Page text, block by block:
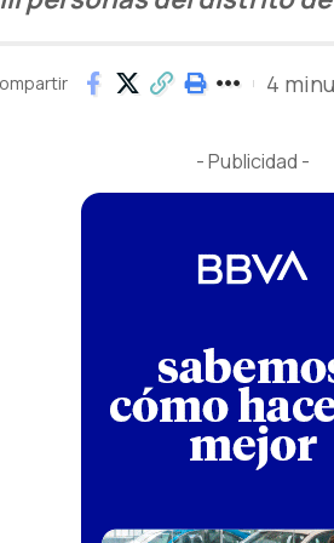
4
- Publicidad -